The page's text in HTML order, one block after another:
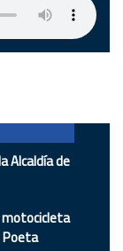
Alcaldía de